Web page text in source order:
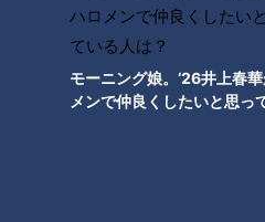
モーニング娘。‘26井上春
メンで仲良くしたいと思っ